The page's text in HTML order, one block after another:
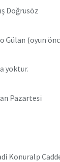
Doğrusöz
Gülan (oyun
yoktur.
Pazartesi
Konuralp